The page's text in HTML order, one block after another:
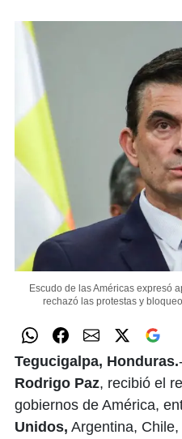
Escudo de las Américas expresó
rechazó las protestas y
Tegucigalpa, Honduras.
Rodrigo Paz, recibió el
gobiernos de América,
Unidos, Argentina,